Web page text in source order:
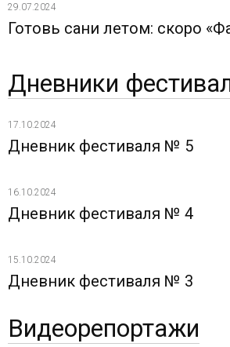
29.07.2024
Готовь сани летом: скоро
Дневники
17.10.2024
Дневник фестиваля № 5
16.10.2024
Дневник фестиваля № 4
15.10.2024
Дневник фестиваля № 3
Видеорепортажи